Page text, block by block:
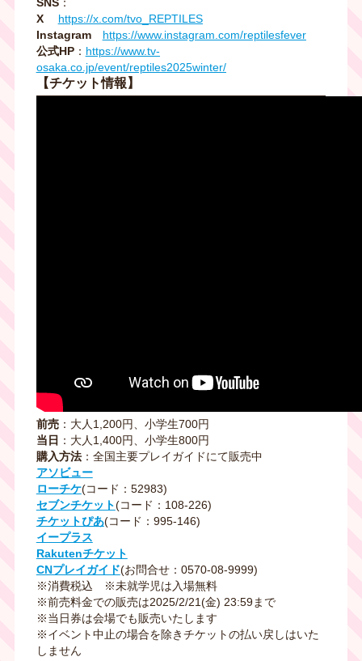
SNS：
X
https://x.com/tvo_REPTILES
Instagram
https://www.instagram.com/reptilesfever
公式HP： https://www.tv-
osaka.co.jp/event/reptiles2025winter/
【チケット情報】
前売：大人1,200円、小学生700円
当日 ：大人1,400円、小学生800円
購入方法：全国主要プレイガイドにて販売中
アソビュー
ローチケ(コード：52983)
セブンチケット(コード：108-226)
チケットぴあ(コード：995-146)
イープラス
Rakutenチケット
CNプレイガイド(お問合せ：0570-08-9999)
※消費税込 ※未就学児は入場無料
※前売料金での販売は2025/2/21(金) 23:59まで
※当日券は会場でも販売いたします
※イベント中止の場合を除きチケットの払い戻しはいた
しません